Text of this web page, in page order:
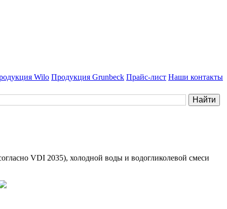
Wilo Продукция Grunbeck Прайс-лист Наши контакты
VDI 2035), холодной воды и водогликолевой смеси